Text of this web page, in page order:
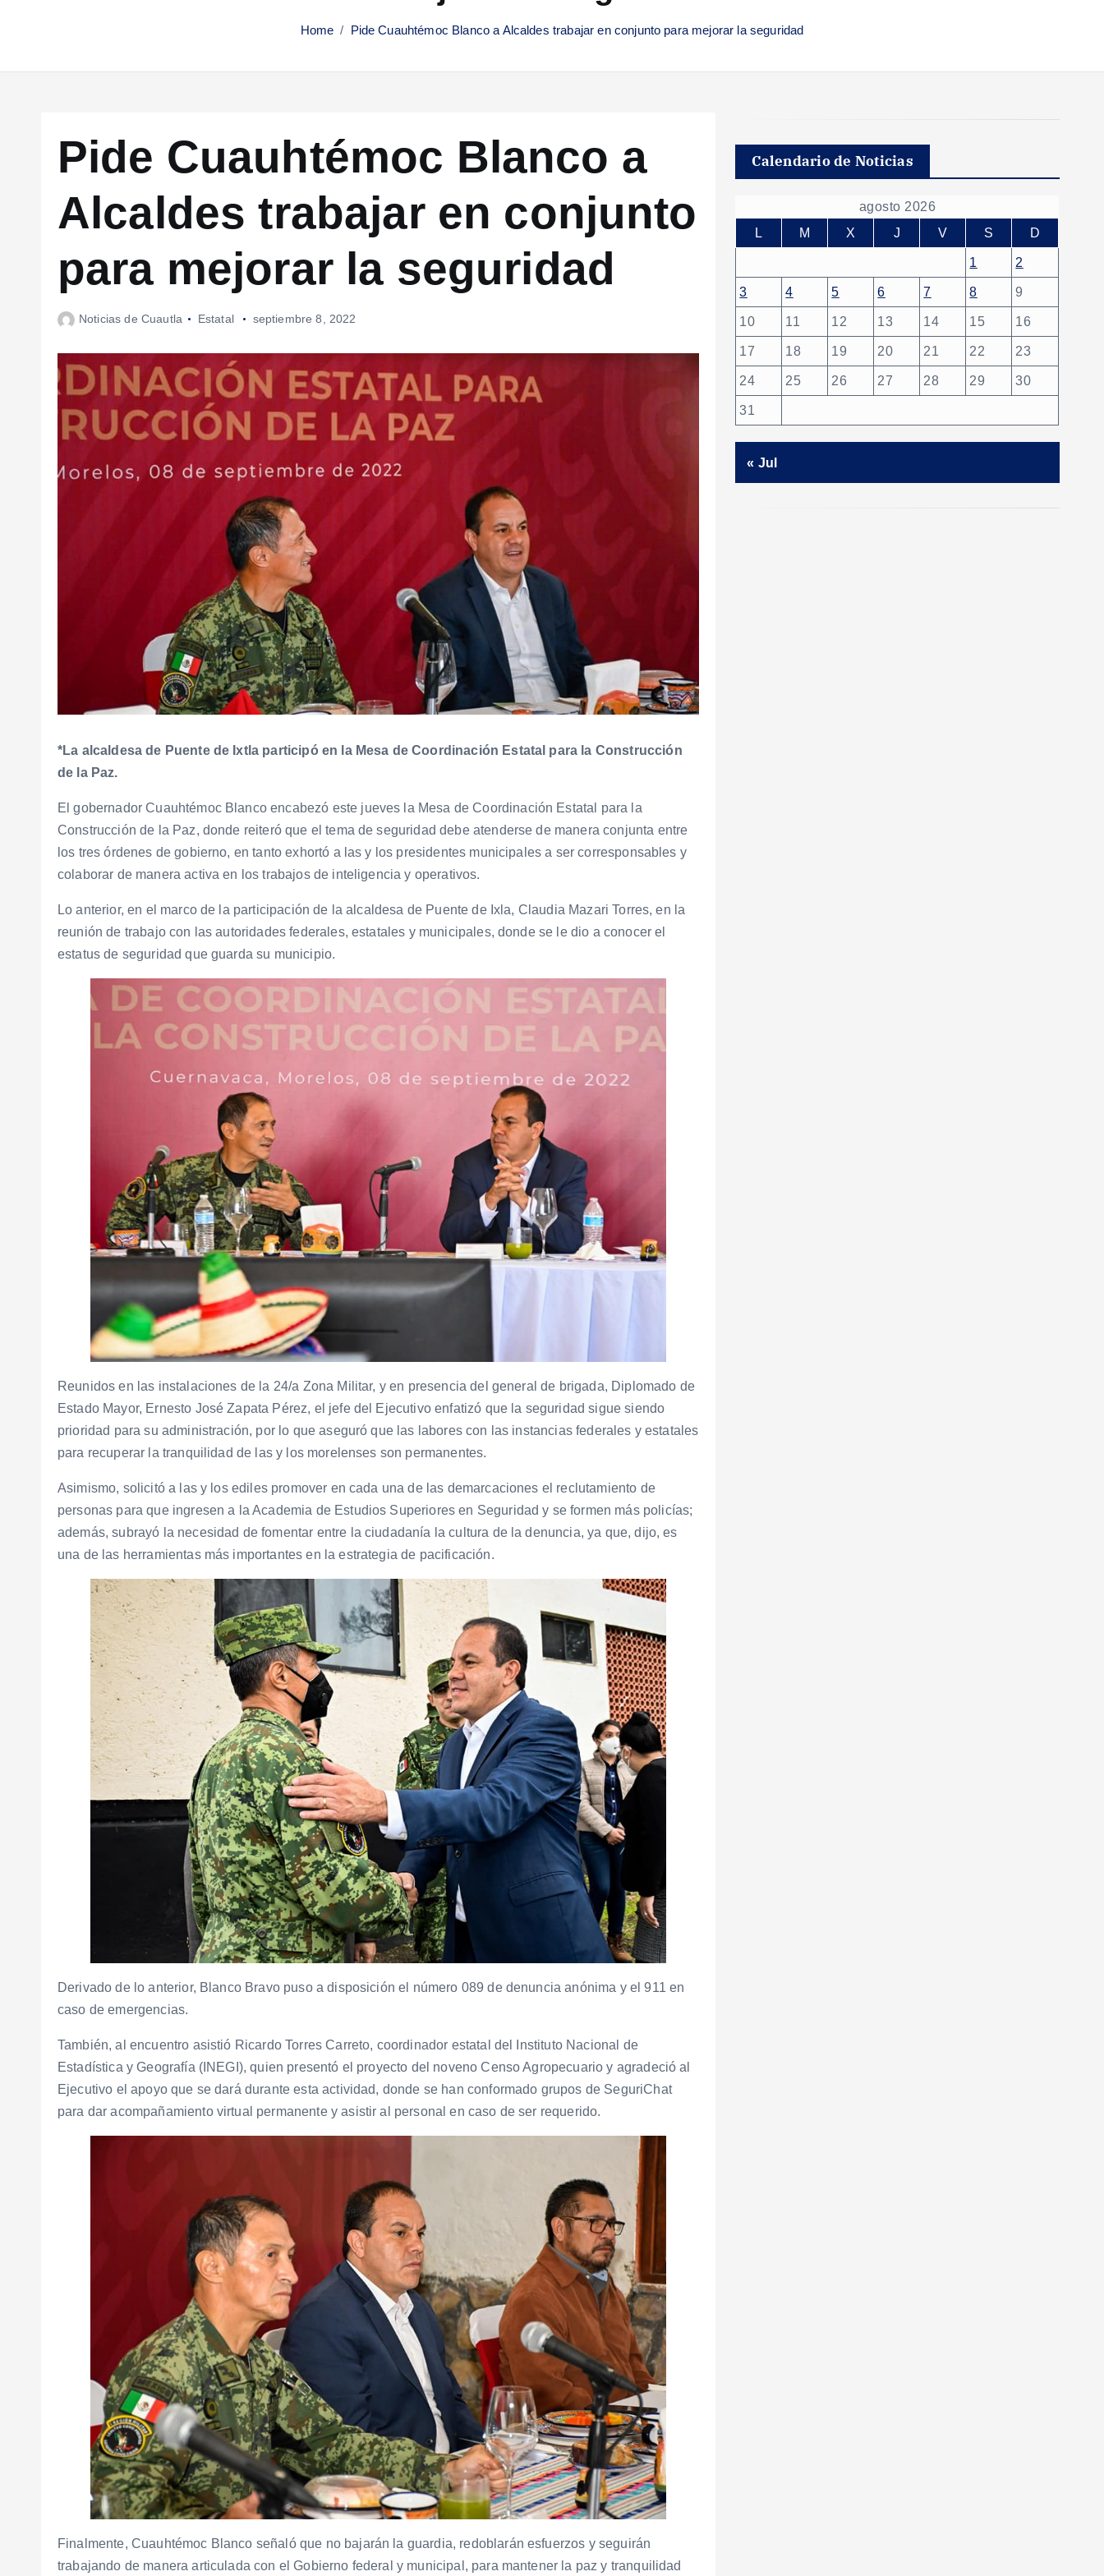
Home Pide Cuauhtémoc Blanco a Alcaldes trabajar en conjunto para mejorar la seguridad
Pide Cuauhtémoc Blanco a
Alcaldes trabajar en conjunto
para mejorar la seguridad
Noticias de Cuautla Estatal septiembre 8, 2022
*La alcaldesa de Puente de Ixtla participó en la Mesa de Coordinación Estatal para la Construcción
de la Paz.
El gobernador Cuauhtémoc Blanco encabezó este jueves la Mesa de Coordinación Estatal para la
Construcción de la Paz, donde reiteró que el tema de seguridad debe atenderse de manera conjunta entre
los tres órdenes de gobierno, en tanto exhortó a las y los presidentes municipales a ser corresponsables y
colaborar de manera activa en los trabajos de inteligencia y operativos.
Lo anterior, en el marco de la participación de la alcaldesa de Puente de Ixla, Claudia Mazari Torres, en la
reunión de trabajo con las autoridades federales, estatales y municipales, donde se le dio a conocer el
estatus de seguridad que guarda su municipio.
Reunidos en las instalaciones de la 24/a Zona Militar, y en presencia del general de brigada, Diplomado de
Estado Mayor, Ernesto José Zapata Pérez, el jefe del Ejecutivo enfatizó que la seguridad sigue siendo
prioridad para su administración, por lo que aseguró que las labores con las instancias federales y estatales
para recuperar la tranquilidad de las y los morelenses son permanentes.
Asimismo, solicitó a las y los ediles promover en cada una de las demarcaciones el reclutamiento de
personas para que ingresen a la Academia de Estudios Superiores en Seguridad y se formen más policías;
además, subrayó la necesidad de fomentar entre la ciudadanía la cultura de la denuncia, ya que, dijo, es
una de las herramientas más importantes en la estrategia de pacificación.
Derivado de lo anterior, Blanco Bravo puso a disposición el número 089 de denuncia anónima y el 911 en
caso de emergencias.
También, al encuentro asistió Ricardo Torres Carreto, coordinador estatal del Instituto Nacional de
Estadística y Geografía (INEGI), quien presentó el proyecto del noveno Censo Agropecuario y agradeció al
Ejecutivo el apoyo que se dará durante esta actividad, donde se han conformado grupos de SeguriChat
para dar acompañamiento virtual permanente y asistir al personal en caso de ser requerido.
Finalmente, Cuauhtémoc Blanco señaló que no bajarán la guardia, redoblarán esfuerzos y seguirán
trabajando de manera articulada con el Gobierno federal y municipal, para mantener la paz y tranquilidad
Calendario de Noticias
agosto 2026
L
M X J V S D
1 2
3 4 5 6 7 8 9
10 11 12 13 14 15 16
17 18 19 20 21 22 23
24 25 26 27 28 29 30
31
« Jul